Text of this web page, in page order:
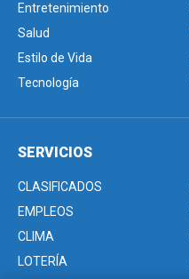
Entretenimiento
Salud
Estilo de Vida
Tecnología
SERVICIOS
CLASIFICADOS
EMPLEOS
CLIMA
LOTERÍA